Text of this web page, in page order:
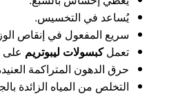
يُساعد في التخسيس.
سريع المفعول في إنقاص
تعملكبسولات ليبوتريم على
حرق الدهون المتراكمة
التخلص من المياه الزائدة